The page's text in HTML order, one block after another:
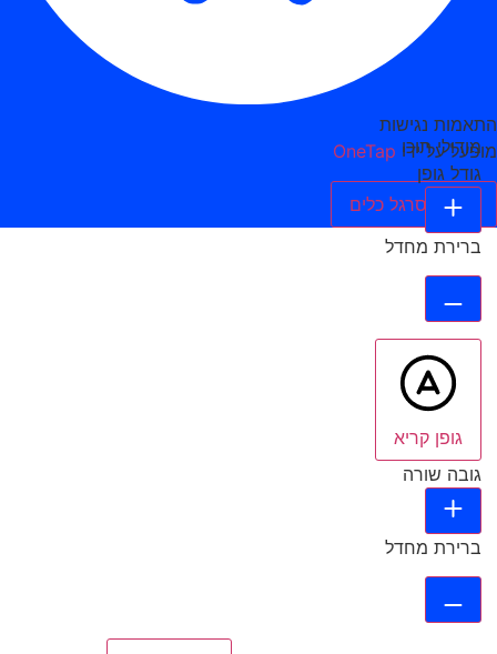
התאמות נגישות
מופעל על ידי OneTap
הסתר סרגל כלים
מודולי תוכן
גודל גופן
ברירת מחדל
גופן קריא
גובה שורה
ברירת מחדל